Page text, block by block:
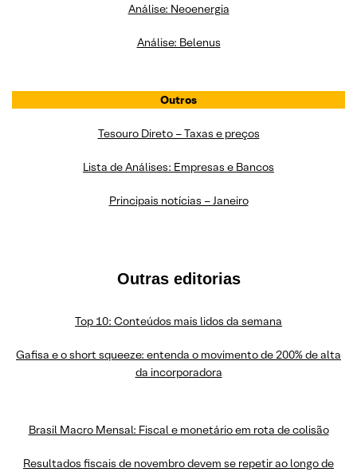
Análise: Neoenergia
Análise: Belenus
Outros
Tesouro Direto – Taxas e preços
Lista de Análises: Empresas e Bancos
Principais notícias – Janeiro
Outras editorias
Top 10: Conteúdos mais lidos da semana
Gafisa e o short squeeze: entenda o movimento de 200% de alta
da incorporadora
Brasil Macro Mensal: Fiscal e monetário em rota de colisão
Resultados fiscais de novembro devem se repetir ao longo de